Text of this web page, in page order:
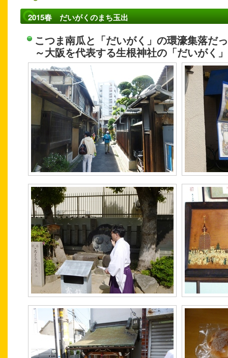
2015春 だいがくのまち玉出
こつま南瓜と「だいがく」の環濠集落だ
～大阪を代表する生根神社の「だいがく